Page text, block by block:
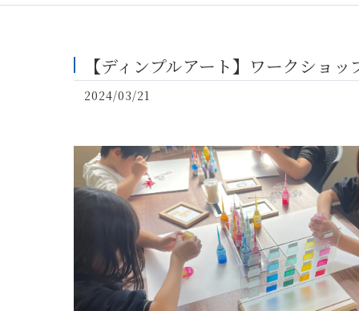
【ディンプルアート】ワークショ
2024/03/21